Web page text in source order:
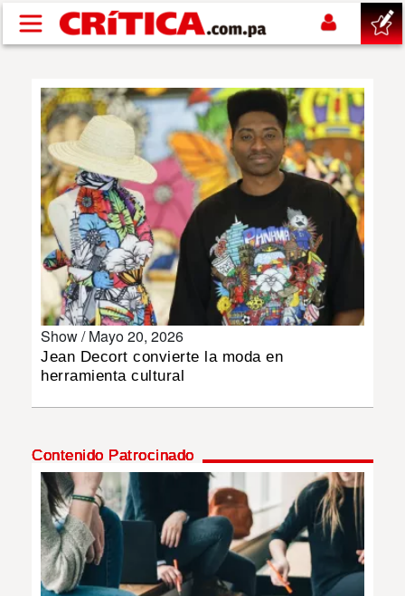
Pasar al contenido principal
SUCESOS
NACIONAL
POLÍTICA
DEPORTES
MULTIMEDIA
IMPRESO
Show /Mayo 20, 2026
Jean Decort convierte la moda en
herramienta cultural
Contenido Patrocinado